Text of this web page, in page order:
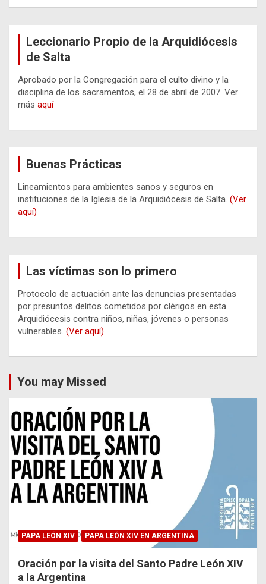
Leccionario Propio de la Arquidiócesis
de Salta
Aprobado por la Congregación para el culto divino y la
disciplina de los sacramentos, el 28 de abril de 2007. Ver
más aquí
Buenas Prácticas
Lineamientos para ambientes sanos y seguros en
instituciones de la Iglesia de la Arquidiócesis de Salta. (Ver
aquí)
Las víctimas son lo primero
Protocolo de actuación ante las denuncias presentadas
por presuntos delitos cometidos por clérigos en esta
Arquidiócesis contra niños, niñas, jóvenes o personas
vulnerables. (Ver aquí)
You may Missed
PAPA LEÓN XIV PAPA LEÓN XIV EN ARGENTINA
Oración por la visita del Santo Padre León XIV
a la Argentina